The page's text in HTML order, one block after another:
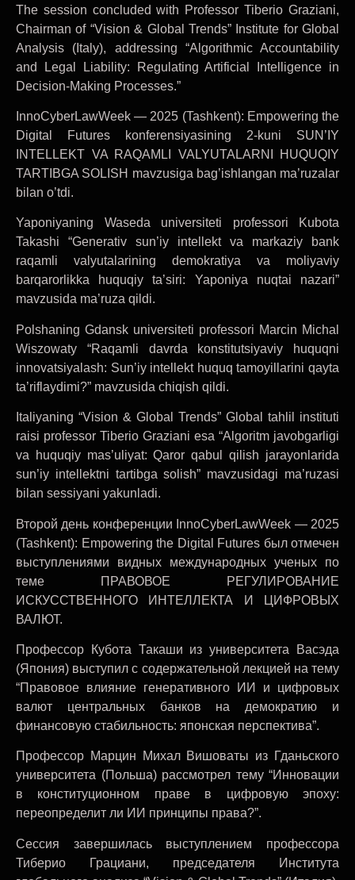
The session concluded with Professor Tiberio Graziani,
Chairman of “Vision & Global Trends” Institute for Global
Analysis (Italy), addressing “Algorithmic Accountability
and Legal Liability: Regulating Artificial Intelligence in
Decision-Making Processes.”
InnoCyberLawWeek — 2025 (Tashkent): Empowering the
Digital Futures konferensiyasining 2-kuni SUN’IY
INTELLEKT VA RAQAMLI VALYUTALARNI HUQUQIY
TARTIBGA SOLISH mavzusiga bag’ishlangan ma’ruzalar
bilan o’tdi.
Yaponiyaning Waseda universiteti professori Kubota
Takashi “Generativ sun’iy intellekt va markaziy bank
raqamli valyutalarining demokratiya va moliyaviy
barqarorlikka huquqiy ta’siri: Yaponiya nuqtai nazari”
mavzusida ma’ruza qildi.
Polshaning Gdansk universiteti professori Marcin Michal
Wiszowaty “Raqamli davrda konstitutsiyaviy huquqni
innovatsiyalash: Sun’iy intellekt huquq tamoyillarini qayta
ta’riflaydimi?” mavzusida chiqish qildi.
Italiyaning “Vision & Global Trends” Global tahlil instituti
raisi professor Tiberio Graziani esa “Algoritm javobgarligi
va huquqiy mas’uliyat: Qaror qabul qilish jarayonlarida
sun’iy intellektni tartibga solish” mavzusidagi ma’ruzasi
bilan sessiyani yakunladi.
Второй день конференции InnoCyberLawWeek — 2025
(Tashkent): Empowering the Digital Futures был отмечен
выступлениями видных международных ученых по
теме ПРАВОВОЕ РЕГУЛИРОВАНИЕ
ИСКУССТВЕННОГО ИНТЕЛЛЕКТА И ЦИФРОВЫХ
ВАЛЮТ.
Профессор Кубота Такаши из университета Васэда
(Япония) выступил с содержательной лекцией на тему
“Правовое влияние генеративного ИИ и цифровых
валют центральных банков на демократию и
финансовую стабильность: японская перспектива”.
Профессор Марцин Михал Вишоваты из Гданьского
университета (Польша) рассмотрел тему “Инновации
в конституционном праве в цифровую эпоху:
переопределит ли ИИ принципы права?”.
Сессия завершилась выступлением профессора
Тиберио Грациани, председателя Института